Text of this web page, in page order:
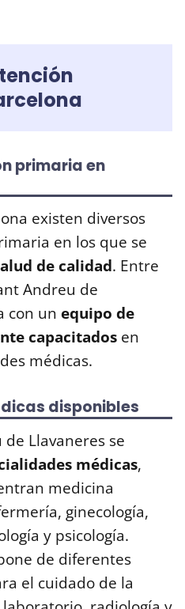
primaria en
existen diversos
en los que se
de calidad. Entre
Andreu de
con un equipo de
capacitados en
médicas.
disponibles
de Llavaneres se
médicas,
medicina
ginecología,
y psicología.
de diferentes
el cuidado de la